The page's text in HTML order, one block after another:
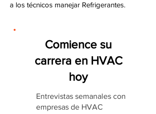
a los técnicos manejar Refrigerantes.
Comience su
carrera en HVAC
hoy
Entrevistas semanales con
empresas de HVAC